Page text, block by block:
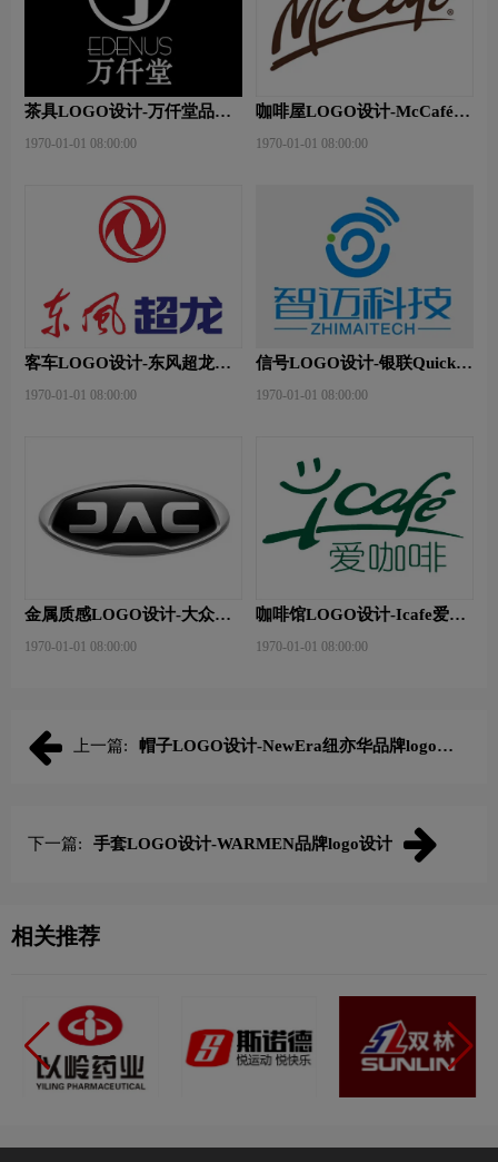
茶具LOGO设计-万仟堂品牌
1970-01-01 08:00:00
咖啡屋LOGO设计-McCafé品
1970-01-01 08:00:00
客车LOGO设计-东风超龙品
1970-01-01 08:00:00
信号LOGO设计-银联Quick品
1970-01-01 08:00:00
金属质感LOGO设计-大众品
1970-01-01 08:00:00
咖啡馆LOGO设计-Icafe爱咖
1970-01-01 08:00:00
上一篇:
帽子LOGO设计-NewEra纽亦华品牌logo设
下一篇: 手套LOGO设计-WARMEN品牌logo设计
相关推荐